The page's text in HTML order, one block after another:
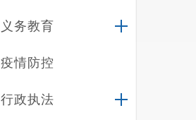
义务教育
疫情防控
行政执法